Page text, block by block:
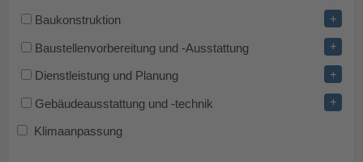
Baukonstruktion +
Baustellenvorbereitung und -Ausstattung +
Dienstleistung und Planung +
Gebäudeausstattung und -technik +
Klimaanpassung